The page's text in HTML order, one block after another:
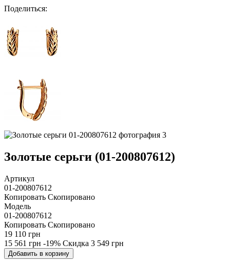
Поделиться:
Золотые серьги (01-200807612)
Артикул
01-200807612
Копировать Скопировано
Модель
01-200807612
Копировать Скопировано
19 110 грн
15 561 грн -19% Скидка 3 549 грн
Добавить в корзину